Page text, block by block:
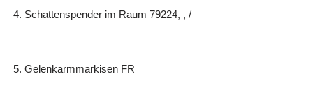
Schattenspender im Raum 79224, , /
Gelenkarmmarkisen FR